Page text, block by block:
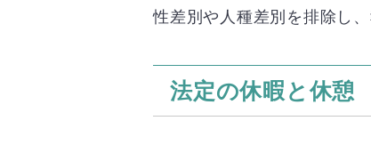
性差別や人種差別を排除し
法定の休暇と休憩